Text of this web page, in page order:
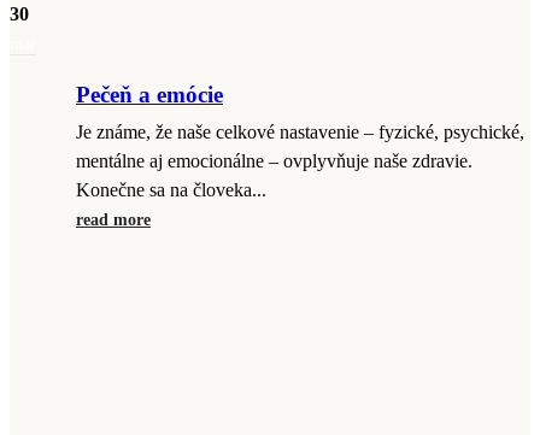
30
Pečeň a emócie
Je známe, že naše celkové nastavenie – fyzické, psychické,
mentálne aj emocionálne – ovplyvňuje naše zdravie.
Konečne sa na človeka...
read more